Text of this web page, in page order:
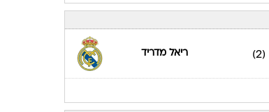
(2) ריאל מדריד